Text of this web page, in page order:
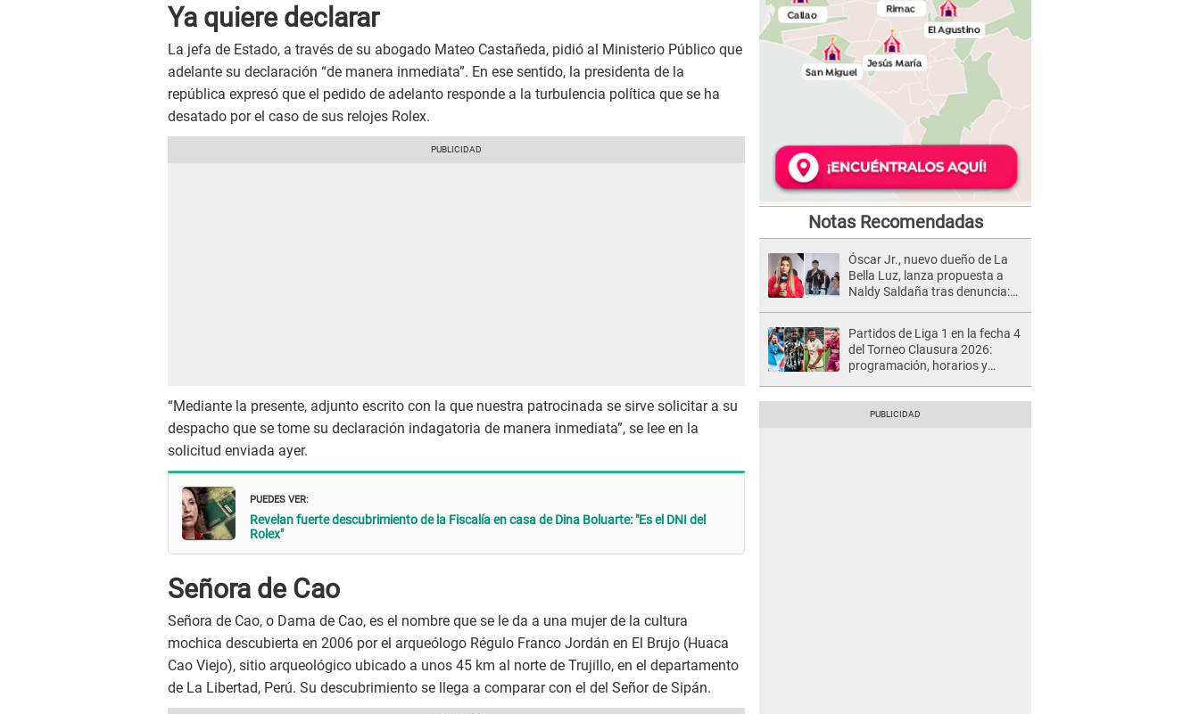
Ya quiere declarar
La jefa de Estado, a través de su abogado Mateo Castañeda, pidió al Ministerio Público que
adelante su declaración “de manera inmediata”. En ese sentido, la presidenta de la
república expresó que el pedido de adelanto responde a la turbulencia política que se ha
desatado por el caso de sus relojes Rolex.
“Mediante la presente, adjunto escrito con la que nuestra patrocinada se sirve solicitar a su
despacho que se tome su declaración indagatoria de manera inmediata”, se lee en la
solicitud enviada ayer.
PUEDES VER:
Revelan fuerte descubrimiento de la Fiscalía en casa de Dina Boluarte: "Es el DNI del
Rolex"
Señora de Cao
Señora de Cao, o Dama de Cao, es el nombre que se le da a una mujer de la cultura
mochica descubierta en 2006 por el arqueólogo Régulo Franco Jordán en El Brujo (Huaca
Cao Viejo), sitio arqueológico ubicado a unos 45 km al norte de Trujillo, en el departamento
de La Libertad, Perú. Su descubrimiento se llega a comparar con el del Señor de Sipán.
Notas Recomendadas
Óscar Jr., nuevo dueño de La
Bella Luz, lanza propuesta a
Naldy Saldaña tras denuncia:
Partidos de Liga 1 en la fecha 4
del Torneo Clausura 2026:
programación, horarios y